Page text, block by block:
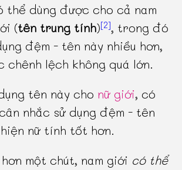
thể dùng được cho cả nam
(tên trung tính)[2], trong đó
đệm - tên này nhiều hơn,
chênh lệch không quá lớn.
tên này cho nữ giới, có
nhắc sử dụng đệm - tên
nữ tính tốt hơn.
một chút, nam giới có thể